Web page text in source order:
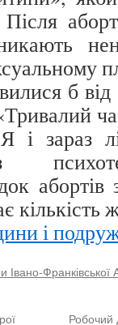
Після
б
і зараз
і
Івано-Франківської
Робочий